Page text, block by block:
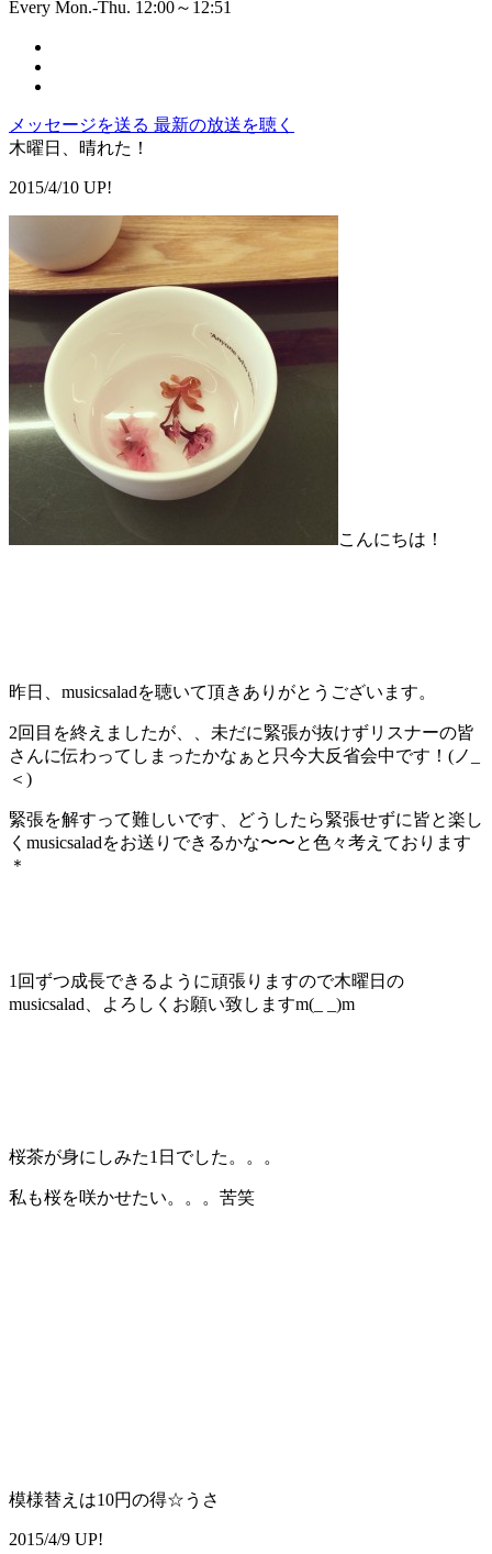
Every Mon.-Thu. 12:00～12:51
メッセージを送る 最新の放送を聴く
木曜日、晴れた！
2015/4/10 UP!
こんにちは！
昨日、musicsaladを聴いて頂きありがとうございます。
2回目を終えましたが、、未だに緊張が抜けずリスナーの皆
さんに伝わってしまったかなぁと只今大反省会中です！(ノ_
＜)
緊張を解すって難しいです、どうしたら緊張せずに皆と楽し
くmusicsaladをお送りできるかな〜〜と色々考えております
＊
1回ずつ成長できるように頑張りますので木曜日の
musicsalad、よろしくお願い致しますm(_ _)m
桜茶が身にしみた1日でした。。。
私も桜を咲かせたい。。。苦笑
模様替えは10円の得☆うさ
2015/4/9 UP!